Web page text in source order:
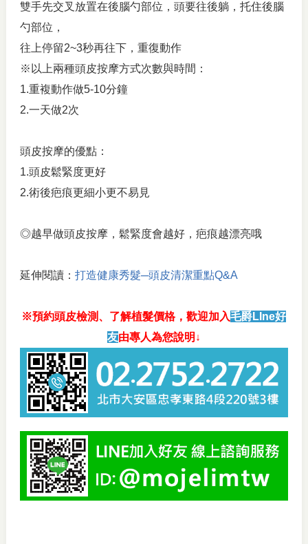
雙手先交叉放置在後腦勺部位，頭要往後躺，托住後腦
勺部位，
往上停留2~3秒再往下，重復動作
※以上兩種頭皮按摩方式次數與時間：
1.重複動作做5-10分鐘
2.一天做2次
頭皮按摩的優點：
1.頭皮鬆緊度更好
2.術後疤痕更細小更不易見
◎越早做頭皮按摩，鬆緊度會越好，疤痕越漂亮哦
延伸閱讀： 打造健康秀髮─頭皮清潔重點Q&A
※預約頭皮檢測、了解植髮價格，歡迎加入毛爵LIne好
友由專人為您說明↓